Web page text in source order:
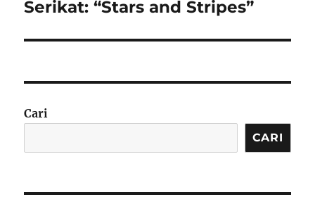
post:
Serikat: “Stars and Stripes”
Cari
CARI